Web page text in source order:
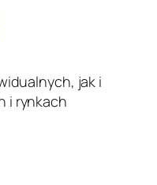
jak i
i rynkach